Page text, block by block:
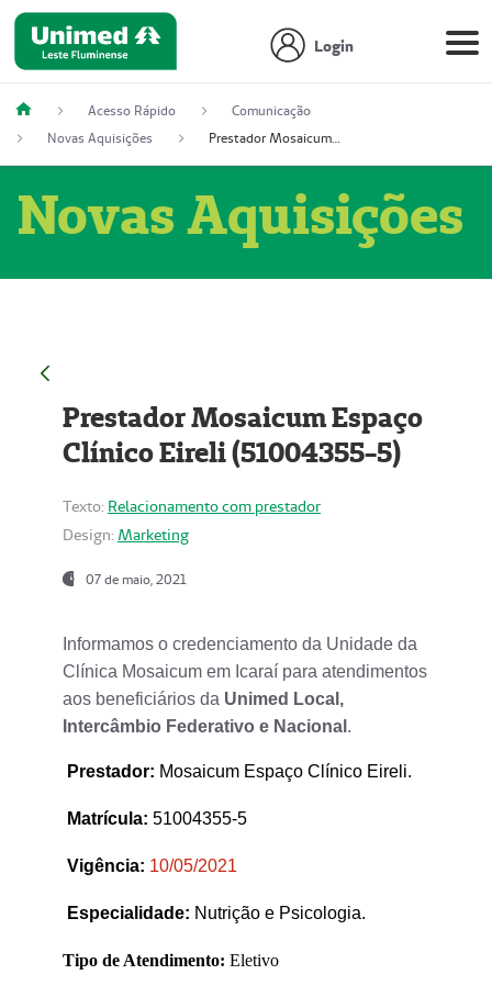
Login
Acesso Rápido
Comunicação
Novas Aquisições
Prestador Mosaicum Espaço Clínico Eireli (51004355-5)
Novas Aquisições
Prestador Mosaicum Espaço
Clínico Eireli (51004355-5)
Texto: Relacionamento com prestador
Design: Marketing
07 de maio, 2021
Informamos o credenciamento da Unidade da
Clínica Mosaicum em Icaraí para atendimentos
aos beneficiários da Unimed Local,
Intercâmbio Federativo e Nacional .
Prestador: Mosaicum Espaço Clínico Eireli.
Matrícula: 51004355-5
Vigência: 10/05/2021
Especialidade: Nutrição e Psicologia.
Tipo de Atendimento: Eletivo